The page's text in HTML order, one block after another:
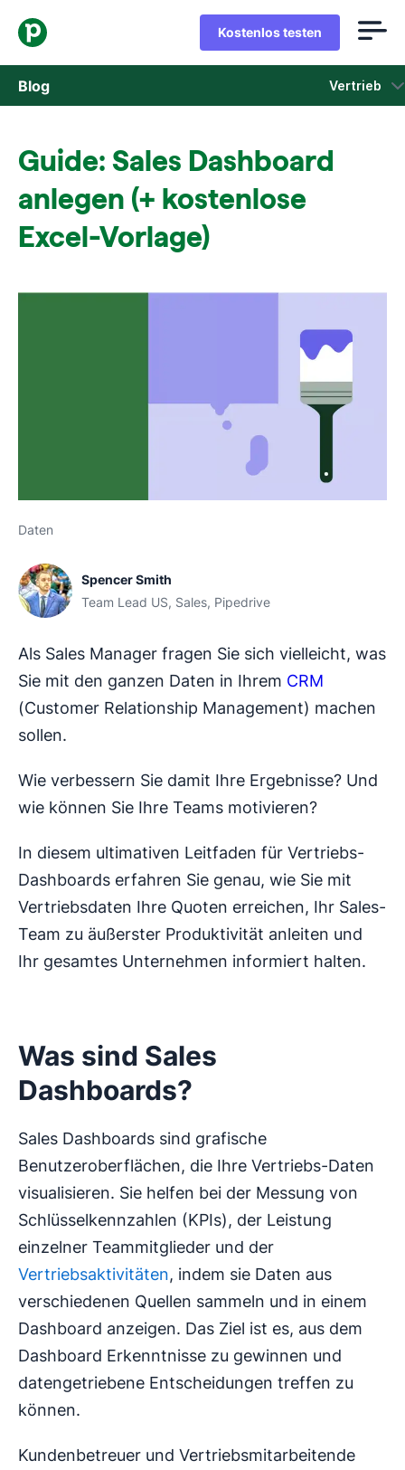
Kostenlos testen
Blog Vertrieb
Marketing
Produkt-Updates
Guide: Sales Dashboard
anlegen (+ kostenlose
Excel-Vorlage)
Daten
Spencer Smith
Team Lead US, Sales, Pipedrive
Als Sales Manager fragen Sie sich vielleicht, was
Sie mit den ganzen Daten in Ihrem CRM
(Customer Relationship Management) machen
sollen.
Wie verbessern Sie damit Ihre Ergebnisse? Und
wie können Sie Ihre Teams motivieren?
In diesem ultimativen Leitfaden für Vertriebs-
Dashboards erfahren Sie genau, wie Sie mit
Vertriebsdaten Ihre Quoten erreichen, Ihr Sales-
Team zu äußerster Produktivität anleiten und
Ihr gesamtes Unternehmen informiert halten.
Was sind Sales
Dashboards?
Sales Dashboards sind grafische
Benutzeroberflächen, die Ihre Vertriebs-Daten
visualisieren. Sie helfen bei der Messung von
Schlüsselkennzahlen (KPIs), der Leistung
einzelner Teammitglieder und der
Vertriebsaktivitäten, indem sie Daten aus
verschiedenen Quellen sammeln und in einem
Dashboard anzeigen. Das Ziel ist es, aus dem
Dashboard Erkenntnisse zu gewinnen und
datengetriebene Entscheidungen treffen zu
können.
Kundenbetreuer und Vertriebsmitarbeitende